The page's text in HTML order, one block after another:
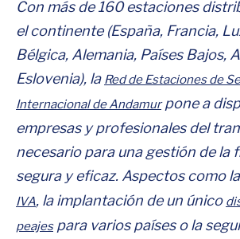
Con más de 160 estaciones
el continente (España, Francia,
Bélgica, Alemania, Países Bajos,
Eslovenia), la Red de Estaciones de
Internacional de Andamurpone a
empresas y profesionales del
necesario para una gestión de la
segura y eficaz. Aspectos como la
IVA, la implantación de un único
peajespara varios países o la